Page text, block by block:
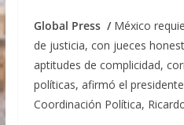
economía familiar y
Aprueba Comisión
timbre postal ocho
República Libanesa
Fracking, solo si hay
ambiente y estricto
Global Press / México
de justicia, con jueces
aptitudes de complicidad,
políticas, afirmó el
Coordinación Política,